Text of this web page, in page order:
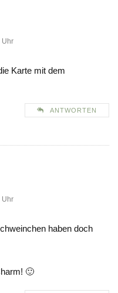
Uhr
Karte mit dem
ANTWORTEN
Uhr
haben doch
🙂